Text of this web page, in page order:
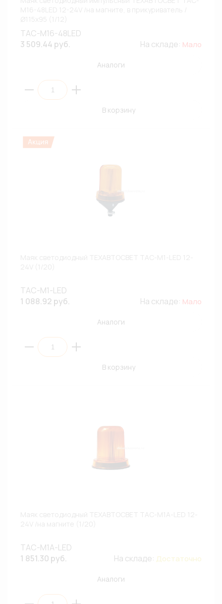
ТАС-М16-48LED
3 509.44 руб.
На складе: Мало
Аналоги
В корзину
ТАС-М1-LED
1 088.92 руб.
На складе: Мало
Аналоги
В корзину
ТАС-М1А-LED
1 851.30 руб.
На складе: Достаточно
Аналоги